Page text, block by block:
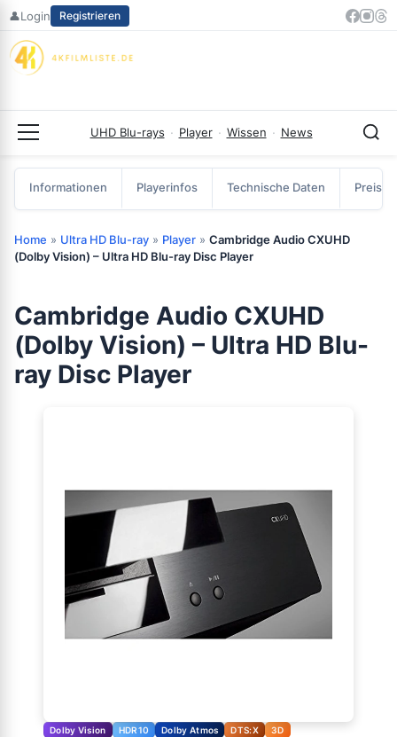
Zum
springen
👤Login Registrieren
UHD Blu-rays · Player · Wissen · News
Informationen Playerinfos Technische Daten
Home » Ultra HD Blu-ray » Player » Cambridge Audio CXUHD
(Dolby Vision) – Ultra HD Blu-ray Disc Player
Cambridge Audio CXUHD
(Dolby Vision) – Ultra HD Blu-
ray Disc Player
Dolby Vision HDR10 Dolby Atmos DTS:X 3D